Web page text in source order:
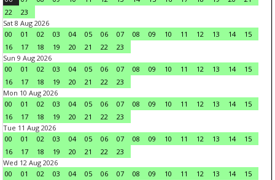
22
23
Sat 8 Aug 2026
00
01 02 03 04 05 06 07 08 09 10 11 12 13 14
15
16
17 18 19 20 21 22
23
Sun 9 Aug 2026
00
01 02 03 04 05 06 07 08 09 10 11 12 13 14
15
16
17 18 19 20 21 22
23
Mon 10 Aug 2026
00
01 02 03 04 05 06 07 08 09 10 11 12 13 14
15
16
17 18 19 20 21 22
23
Tue 11 Aug 2026
00
01 02 03 04 05 06 07 08 09 10 11 12 13 14
15
16
17 18 19 20 21 22
23
Wed 12 Aug 2026
00
01 02 03 04 05 06 07 08 09 10 11 12 13 14
15